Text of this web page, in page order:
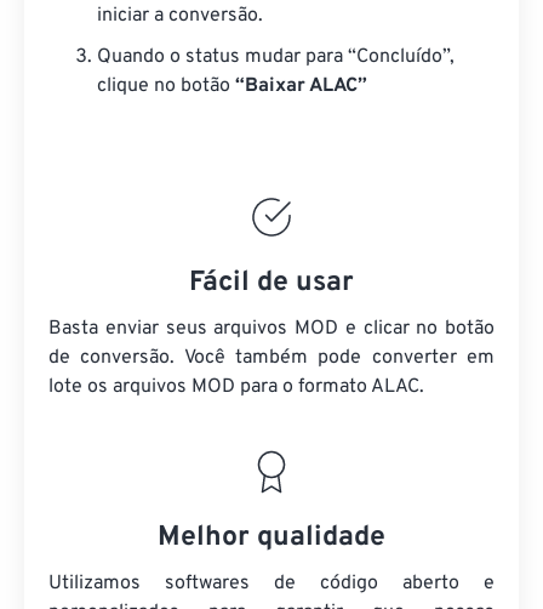
iniciar a conversão.
Quando o status mudar para “Concluído”,
clique no botão “Baixar ALAC”
Fácil de usar
Basta enviar seus arquivos MOD e clicar no botão
de conversão. Você também pode converter em
lote os arquivos MOD para o formato ALAC.
Melhor qualidade
Utilizamos softwares de código aberto e